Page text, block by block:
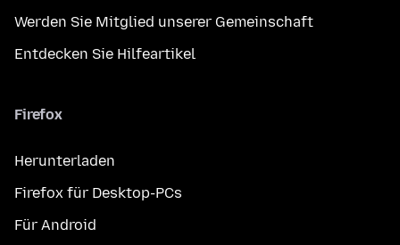
Werden Sie Mitglied unserer Gemeinschaft
Entdecken Sie Hilfeartikel
Firefox
Herunterladen
Firefox für Desktop-PCs
Für Android